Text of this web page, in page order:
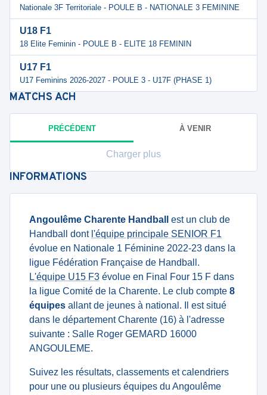
Nationale 3F Territoriale - POULE B - NATIONALE 3 FEMININE
U18 F1
18 Elite Feminin - POULE B - ELITE 18 FEMININ
U17 F1
U17 Feminins 2026-2027 - POULE 3 - U17F (PHASE 1)
MATCHS ACH
PRÉCÉDENT À VENIR
Charger plus
INFORMATIONS
Angoulême Charente Handball
est un club de
Handball dont l'équipe principale SENIOR F1
évolue en Nationale 1 Féminine 2022-23 dans la
ligue Fédération Française de Handball.
L'équipe U15 F3 évolue en Final Four 15 F dans
la ligue Comité de la Charente. Le club compte 8
équipes allant de jeunes à national. Il est situé
dans le département Charente (16) à l'adresse
suivante : Salle Roger GEMARD 16000
ANGOULEME.
Suivez les résultats, classements et calendriers
pour une ou plusieurs équipes du Angoulême